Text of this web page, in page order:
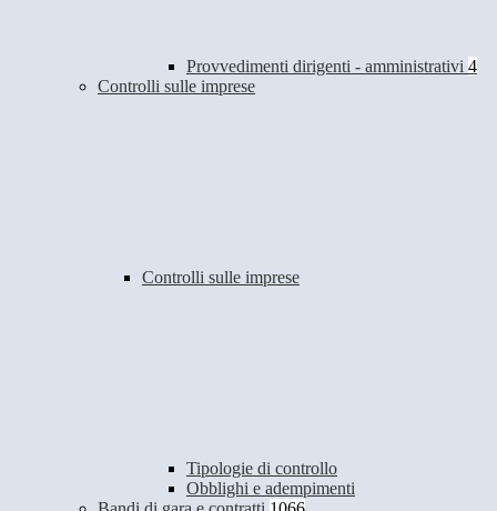
Provvedimenti dirigenti - amministrativi 4
Controlli sulle imprese
Controlli sulle imprese
Tipologie di controllo
Obblighi e adempimenti